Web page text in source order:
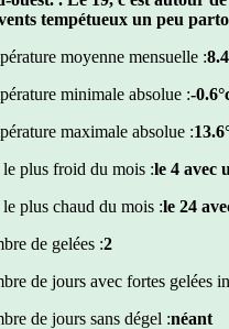
tempétueux un peu
moyenne mensuelle :
minimale absolue :-
maximale absolue :
le plus froid du mois :le 4 avec
le plus chaud du mois :le 24
de gelées :2
de jours avec fortes gelées
de jours sans dégel :néant